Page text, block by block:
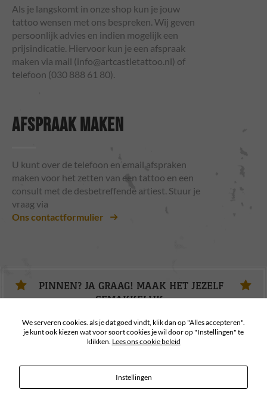
Als je langskomt in onze shop kun je jouw
tattoo wensen met ons bespreken. Wij geven
persoonlijk advies en indien mogelijk een
prijsindicatie. Hiervoor kun je een afspraak
maken via mail (info@artcastletattoo.nl) of
telefoon (030 888 61 80).
AFSPRAAK MAKEN
U kunt over de telefoon en email afspraken
maken voor het zetten van een tattoo en een
consult met de desbetreffende artiest. Stuur je
vraag via
Ons contactformulier
PINNEN? JA GRAAG! MAAK HET JEZELF
GEMAKKELIJK.
We serveren cookies. als je dat goed vindt, klik dan op "Alles accepteren".
je kunt ook kiezen wat voor soort cookies je wil door op "Instellingen" te
klikken. Lees ons cookie beleid
Instellingen